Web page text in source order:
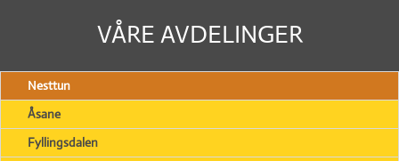
VÅRE AVDELINGER
Nesttun
Åsane
Fyllingsdalen